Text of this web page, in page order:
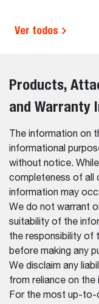
Ver todos
Products,
and Warranty
The information on
informational
without notice.
completeness of all
information may
We do not warrant
suitability of the
the responsibility of
before making any
We disclaim any
from reliance on
For the most up-to-